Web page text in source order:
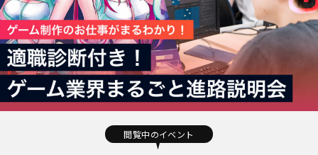
閲覧中のイベント